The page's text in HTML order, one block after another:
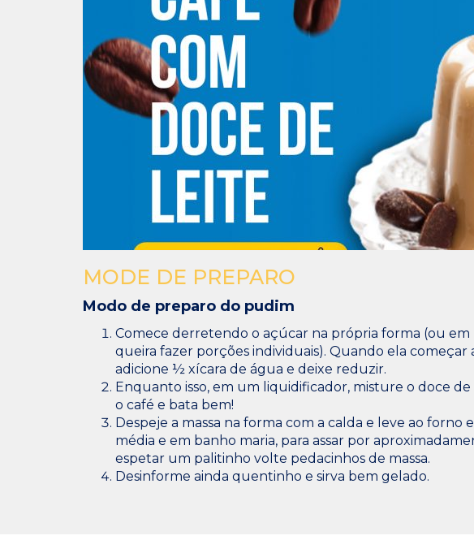
MODE DE PREPARO
Modo de preparo do pudim
Comece derretendo o açúcar na própria forma (ou em
queira fazer porções individuais). Quando ela começar
adicione ½ xícara de água e deixe reduzir.
Enquanto isso, em um liquidificador, misture o doce de
o café e bata bem!
Despeje a massa na forma com a calda e leve ao forno
média e em banho maria, para assar por
espetar um palitinho volte pedacinhos de massa.
Desinforme ainda quentinho e sirva bem gelado.